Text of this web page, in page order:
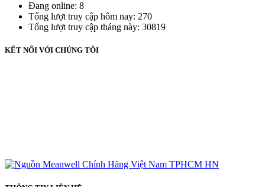
Đang online: 8
Tổng lượt truy cập hôm nay: 270
Tổng lượt truy cập tháng này: 30819
KẾT NỐI VỚI CHÚNG TÔI